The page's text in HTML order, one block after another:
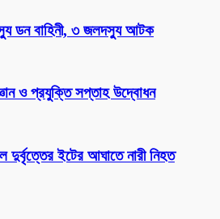
ডন বাহিনী, ৩ জলদস্যু আটক
ও প্রযুক্তি সপ্তাহ উদ্বোধন
দুর্বৃত্তের ইটের আঘাতে নারী নিহত